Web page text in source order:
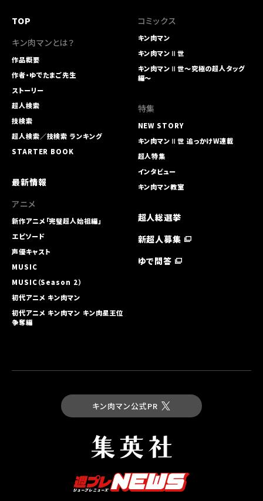
キン肉マン 第93巻
TOP
キン肉マンとは？
作品概要
作者・ゆでたまご先生
ストーリー
超人検索
技検索
超人検索／技検索 ランキング
STARTER BOOK
最新情報
アニメ
新作アニメ「完璧超人始祖編」
エピソード
声優キャスト
MUSIC
MUSIC（Season 2）
初代アニメ キン⾁マン
初代アニメ キン⾁マン キン⾁星王位
争奪編
コミックス
キン肉マン
キン肉マンⅡ世
キン肉マンⅡ世～究極の超人タッグ
編～
特集
NEW STORY
キン肉マンⅡ世 追っかけW連載
超人特集
インタビュー
キン肉マン教室
超人総選挙
新超人募集
ゆで問答
キン肉マン公式PR